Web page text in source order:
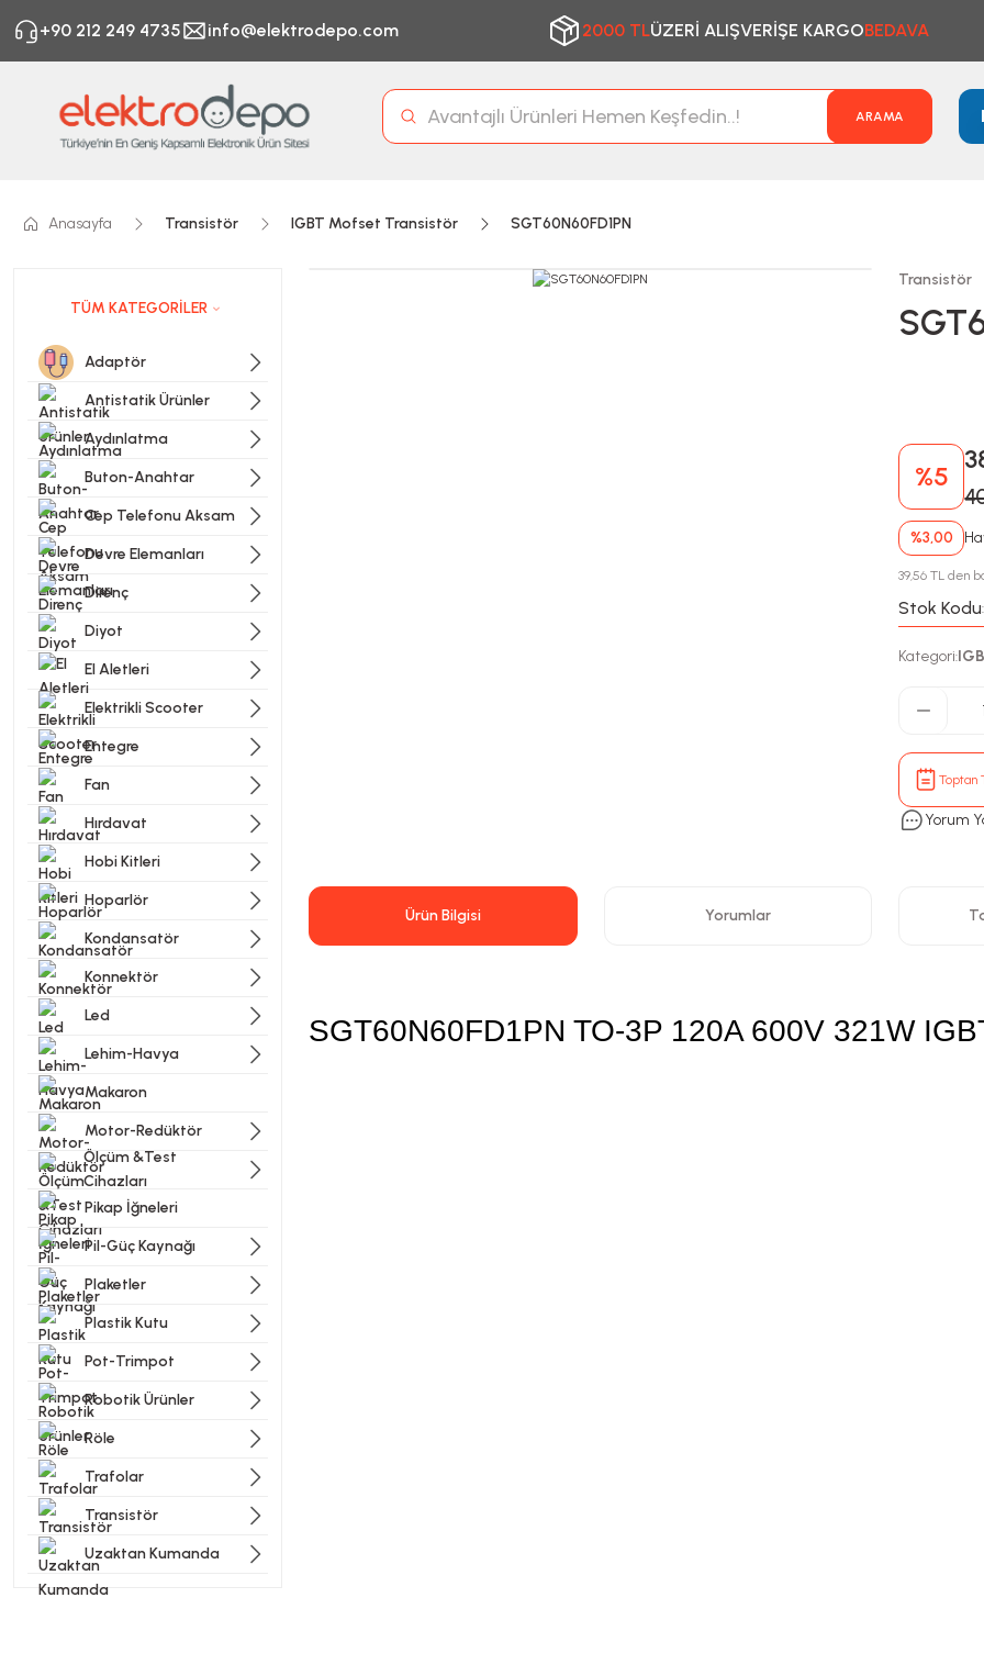
+90 212 249 4735 info@elektrodepo.com 2000 TLÜZERİ ALIŞVERİŞE KARGOBEDAVA
ARAMA
Anasayfa Transistör IGBT Mofset Transistör SGT60N60FD1PN
TÜM KATEGORİLER
Adaptör
Antistatik Ürünler
Aydınlatma
Buton-Anahtar
Cep Telefonu Aksam
Devre Elemanları
Direnç
Diyot
El Aletleri
Elektrikli Scooter
Entegre
Fan
Hırdavat
Hobi Kitleri
Hoparlör
Kondansatör
Konnektör
Led
Lehim-Havya
Makaron
Motor-Redüktör
Ölçüm &Test
Cihazları
Pikap İğneleri
Pil-Güç Kaynağı
Plaketler
Plastik Kutu
Pot-Trimpot
Robotik Ürünler
Röle
Trafolar
Transistör
Uzaktan Kumanda
Transistör
%5
%3,00
39,56 TL den
Stok Kodu:
Kategori:
Toptan
Yorum
Ürün Bilgisi Yorumlar
SGT60N60FD1PN TO-3P 120A 600V 321W